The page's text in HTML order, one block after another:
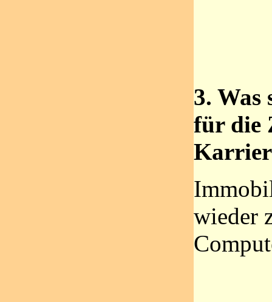
3. Was
für die
wieder